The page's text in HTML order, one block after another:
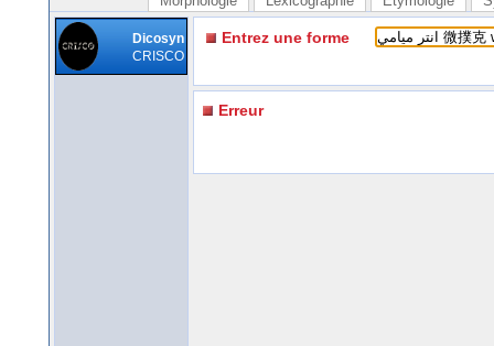
Dicosyn
CRISCO
Entrez une forme
Erreur